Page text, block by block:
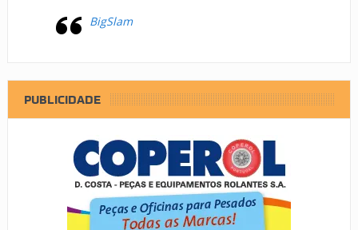
BigSlam
PUBLICIDADE